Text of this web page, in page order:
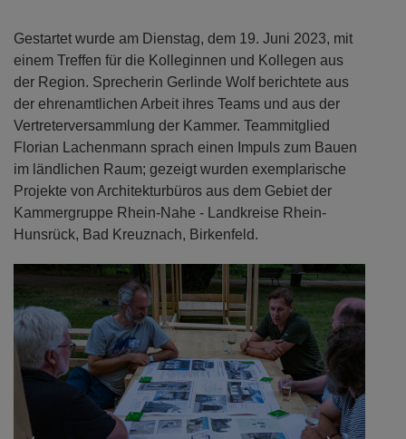
Gestartet wurde am Dienstag, dem 19. Juni 2023, mit
einem Treffen für die Kolleginnen und Kollegen aus
der Region. Sprecherin Gerlinde Wolf berichtete aus
der ehrenamtlichen Arbeit ihres Teams und aus der
Vertreterversammlung der Kammer. Teammitglied
Florian Lachenmann sprach einen Impuls zum Bauen
im ländlichen Raum; gezeigt wurden exemplarische
Projekte von Architekturbüros aus dem Gebiet der
Kammergruppe Rhein-Nahe - Landkreise Rhein-
Hunsrück, Bad Kreuznach, Birkenfeld.
Previous Next